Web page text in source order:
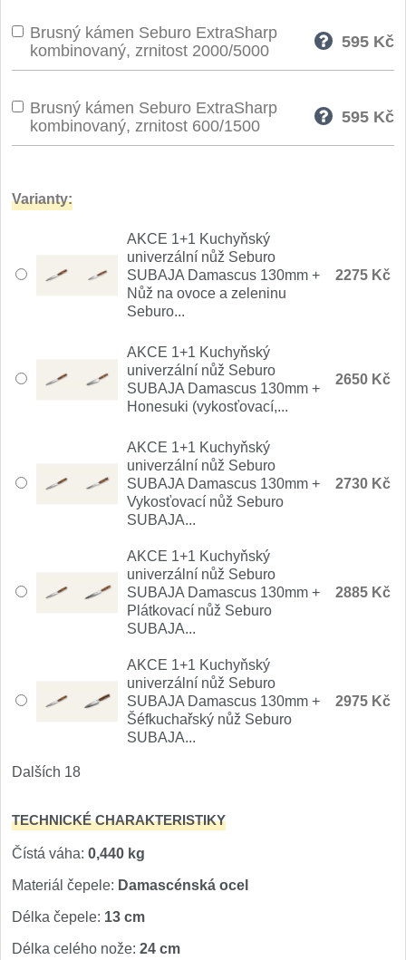
Nože Seburo SUBAJA 92
Nože Seburo HOGANI
Nože Tojiro Shippu
Nože Tojiro Zen 1
Nože Samura MO-V 4
Nože Samura Bamboo 1
Ostřiče nožů V-Sharp
Doplňky a díly 4
Brusný kámen Seburo ExtraSharp
kombinovaný, zrnitost 2000/5000
595 Kč
Brusný kámen Seburo ExtraSharp
kombinovaný, zrnitost 600/1500
595 Kč
Varianty:
AKCE 1+1 Kuchyňský
univerzální nůž Seburo
SUBAJA Damascus 130mm +
Nůž na ovoce a zeleninu
Seburo...
2275 Kč
AKCE 1+1 Kuchyňský
univerzální nůž Seburo
SUBAJA Damascus 130mm +
Honesuki (vykosťovací,...
2650 Kč
AKCE 1+1 Kuchyňský
univerzální nůž Seburo
SUBAJA Damascus 130mm +
Vykosťovací nůž Seburo
SUBAJA...
2730 Kč
AKCE 1+1 Kuchyňský
univerzální nůž Seburo
SUBAJA Damascus 130mm +
Plátkovací nůž Seburo
SUBAJA...
2885 Kč
AKCE 1+1 Kuchyňský
univerzální nůž Seburo
SUBAJA Damascus 130mm +
Šéfkuchařský nůž Seburo
SUBAJA...
2975 Kč
Dalších 18
TECHNICKÉ CHARAKTERISTIKY
Čístá váha: 0,440 kg
Materiál čepele: Damascénská ocel
Délka čepele: 13 cm
Délka celého nože: 24 cm